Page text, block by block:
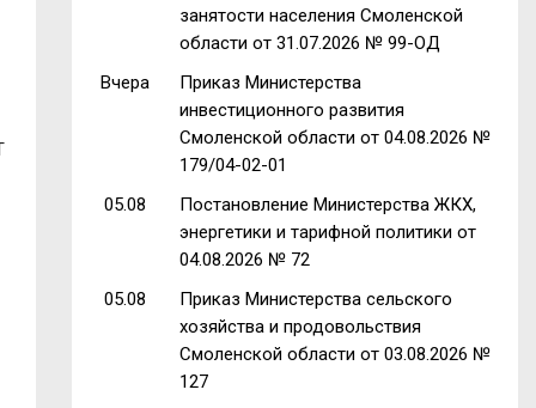
занятости населения Смоленской
области от 31.07.2026 № 99-ОД
Вчера
Приказ Министерства
инвестиционного развития
Смоленской области от 04.08.2026 №
179/04-02-01
05.08
Постановление Министерства ЖКХ,
энергетики и тарифной политики от
04.08.2026 № 72
05.08
Приказ Министерства сельского
хозяйства и продовольствия
Смоленской области от 03.08.2026 №
127